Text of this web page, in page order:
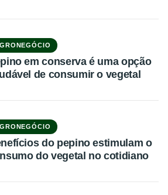
em conserva é uma opção
de consumir o vegetal
do pepino estimulam o
do vegetal no cotidiano